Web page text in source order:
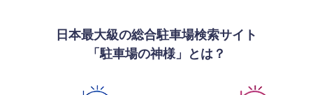
日本最大級の総合駐車場検索サイト
「駐車場の神様」とは？